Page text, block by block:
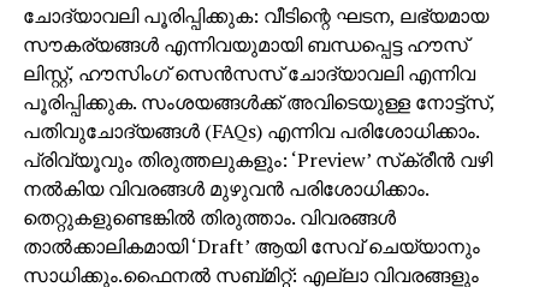
ചോദ്യാവലി പൂരിപ്പിക്കുക: വീടിന്റെ ഘടന, ലഭ്യമായ
സൗകര്യങ്ങള്‍ എന്നിവയുമായി ബന്ധപ്പെട്ട ഹൗസ്
ലിസ്റ്റ്, ഹൗസിംഗ് സെന്‍സസ് ചോദ്യാവലി എന്നിവ
പൂരിപ്പിക്കുക. സംശയങ്ങള്‍ക്ക് അവിടെയുള്ള നോട്ട്‌സ്,
പതിവുചോദ്യങ്ങള്‍ (FAQs) എന്നിവ പരിശോധിക്കാം.
പ്രിവ്യൂവും തിരുത്തലുകളും: ‘Preview’ സ്‌ക്രീന്‍ വഴി
നല്‍കിയ വിവരങ്ങള്‍ മുഴുവന്‍ പരിശോധിക്കാം.
തെറ്റുകളുണ്ടെങ്കില്‍ തിരുത്താം. വിവരങ്ങള്‍
താല്‍ക്കാലികമായി ‘Draft’ ആയി സേവ് ചെയ്യാനും
സാധിക്കും.ഫൈനല്‍ സബ്മിറ്റ്: എല്ലാ വിവരങ്ങളും